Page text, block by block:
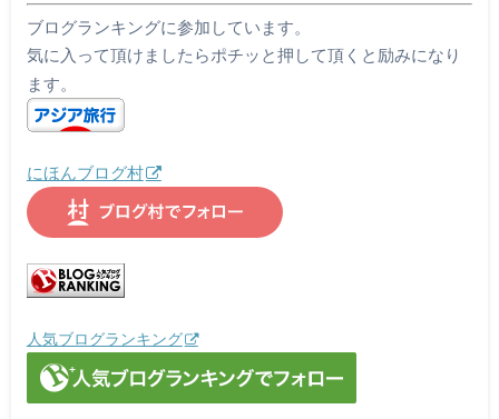
ブログランキングに参加しています。
気に入って頂けましたらポチッと押して頂くと励みになり
ます。
にほんブログ村
人気ブログランキング